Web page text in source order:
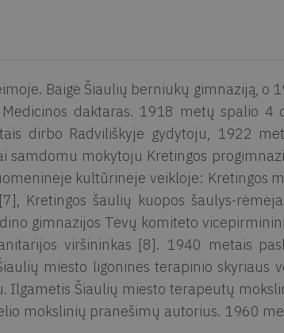
Baigė Šiaulių berniukų gimnaziją, o
daktaras. 1918 metų spalio 4
dirbo Radviliškyje gydytoju, 1922
samdomu mokytoju Kretingos
kultūrinėje veikloje: Kretingos
Kretingos šaulių kuopos šaulys-
gimnazijos Tėvų komiteto
viršininkas [8]. 1940 metais
miesto ligoninės terapinio skyriaus
Ilgametis Šiaulių miesto terapeutų
mokslinių pranešimų autorius. 1960